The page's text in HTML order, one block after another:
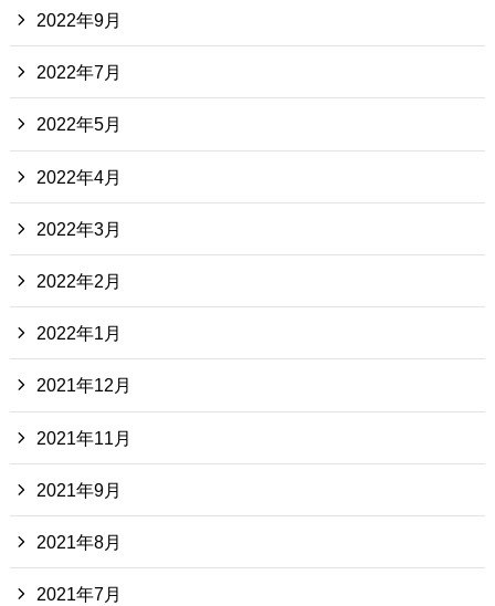
2022年9月
2022年7月
2022年5月
2022年4月
2022年3月
2022年2月
2022年1月
2021年12月
2021年11月
2021年9月
2021年8月
2021年7月